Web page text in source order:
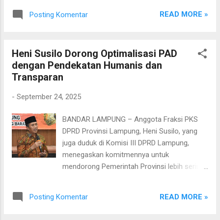
penerima manfaat MBG,” ujarnya. Lebih
Bupati) bersama Bupati dan Wakil Lampung
tidak hanya menjadi momentum peringatan
kelahiran Nabi Muhammad SAW, tetapi juga
ajang mempererat silaturahmi antara
Lantunan sholawat bergema, menghadirkan
dalam doa dan rasa syukur. Bupati Egi
berharap, melalui peringatan Maulid Nabi,
masyarakat Kabupaten Lampung Selatan
senantiasa diberi keberkahan, dijauhkan dari
segala kesulitan, serta diberi kekuatan untuk
kehidupan sehari-hari. “Semoga segala hajat
Posting Komentar READ MORE »
Heni Susilo Dorong Optimalisasi PAD
dengan Pendekatan Humanis dan
Transparan
- September 24, 2025
BANDAR LAMPUNG – Anggota Fraksi PKS
DPRD Provinsi Lampung, Heni Susilo, yang
juga duduk di Komisi III DPRD Lampung,
menegaskan komitmennya untuk
mendorong Pemerintah Provinsi lebih serius
anggaran 2025. Menurut Heni, realisasi PAD
Posting Komentar READ MORE »